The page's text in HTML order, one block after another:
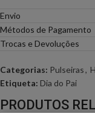
Envio
Métodos de Pagamento
Trocas e Devoluções
Categorias: Pulseiras,
Etiqueta: Dia do Pai
PRODUTOS